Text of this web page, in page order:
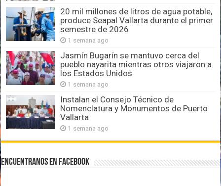
20 mil millones de litros de agua potable,
produce Seapal Vallarta durante el primer
semestre de 2026
1 semana ago
Jasmín Bugarín se mantuvo cerca del
pueblo nayarita mientras otros viajaron a
los Estados Unidos
1 semana ago
Instalan el Consejo Técnico de
Nomenclatura y Monumentos de Puerto
Vallarta
1 semana ago
Encuentranos en Facebook